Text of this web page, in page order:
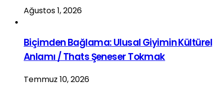
Ağustos 1, 2026
Biçimden Bağlama: Ulusal Giyimin Kültürel
Anlamı / Thats Şeneser Tokmak
Temmuz 10, 2026